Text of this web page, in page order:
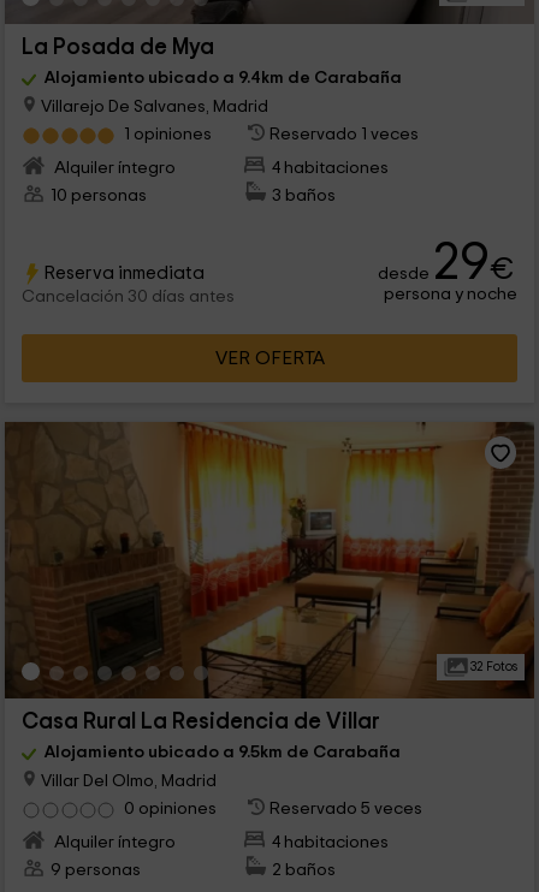
La Posada de Mya
Alojamiento ubicado a 9.4km de Carabaña
Villarejo De Salvanes, Madrid
1 opiniones
Reservado 1 veces
Alquiler íntegro
4 habitaciones
10 personas
3 baños
Reserva inmediata
Cancelación 30 días antes
desde 29€
persona y noche
VER OFERTA
32 Fotos
Casa Rural La Residencia de Villar
Alojamiento ubicado a 9.5km de Carabaña
Villar Del Olmo, Madrid
0 opiniones
Reservado 5 veces
Alquiler íntegro
4 habitaciones
9 personas
2 baños